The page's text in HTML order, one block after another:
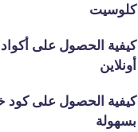
كلوسيت
كيفية الحصول على
أونلاين
كيفية الحصول على
بسهولة